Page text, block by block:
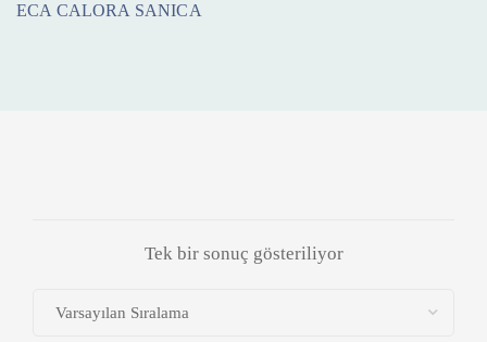
ECA CALORA SANICA
Tek bir sonuç gösteriliyor